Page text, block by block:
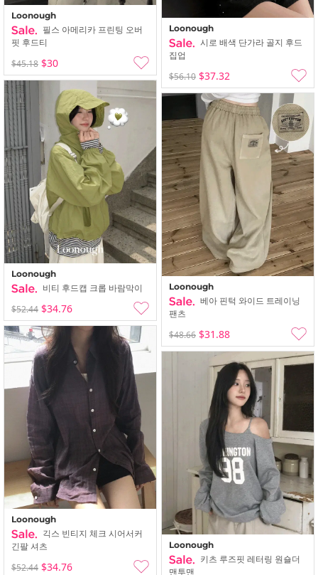
Loonough
필스 아메리카 프린팅 오버
핏 후드티
$45.18 $30
Loonough
시로 배색 단가라 골지 후드
집업
$56.10 $37.32
Loonough
비티 후드캡 크롭 바람막이
$52.44 $34.76
Loonough
베아 핀턱 와이드 트레이닝
팬츠
$48.66 $31.88
Loonough
긱스 빈티지 체크 시어서커
긴팔 셔츠
$52.44 $34.76
Loonough
키츠 루즈핏 레터링 원숄더
맨투맨